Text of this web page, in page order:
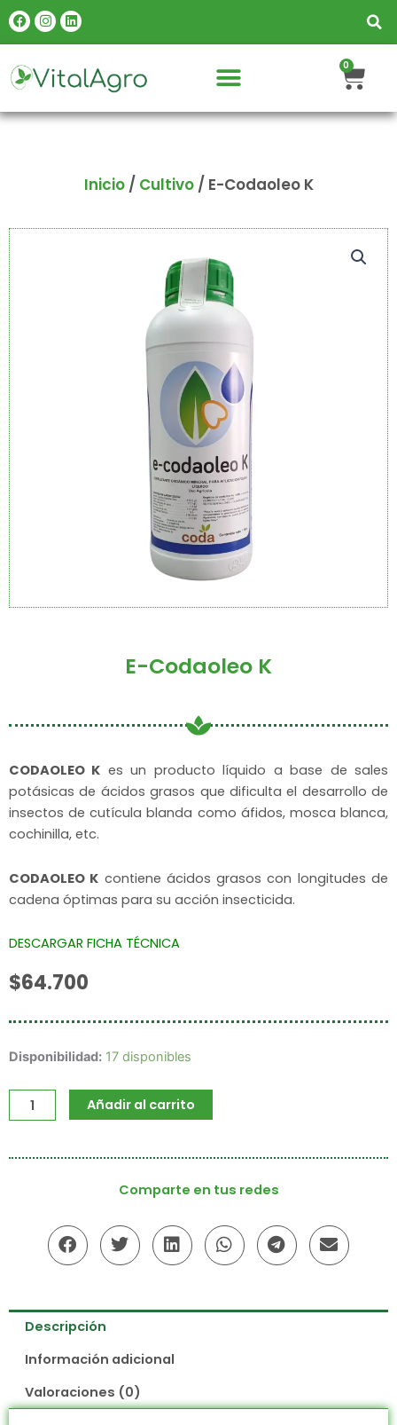
Facebook
Instagram
Linkedin
0
Inicio/ Cultivo/ E-Codaoleo K
E-Codaoleo K
CODAOLEO K es un producto líquido a base de sales
potásicas de ácidos grasos que dificulta el desarrollo de
insectos de cutícula blanda como áfidos, mosca blanca,
cochinilla, etc.
CODAOLEO K contiene ácidos grasos con longitudes de
cadena óptimas para su acción insecticida.
DESCARGAR FICHA TÉCNICA
$64.700
Disponibilidad: 17 disponibles
E-
cantidad
Añadir al carrito
Comparte en tus redes
Descripción
Información adicional
Valoraciones (0)